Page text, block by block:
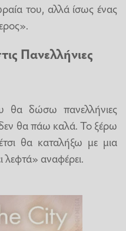
του, αλλά ίσως ένας
Πανελλήνιες
θα δώσω πανελλήνιες
δεν θα πάω καλά. Το ξέρω
θα καταλήξω με μια
λεφτά» αναφέρει.